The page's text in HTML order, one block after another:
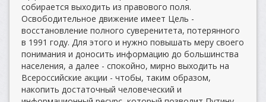
собирается выходить из правового поля.
Освободительное движение имеет Цель -
восстановление полного суверенитета, потерянного
в 1991 году. Для этого и нужно повышать меру своего
понимания и доносить информацию до большинства
населения, а далее - спокойно, мирно выходить на
Всероссийские акции - чтобы, таким образом,
накопить достаточный человеческий и